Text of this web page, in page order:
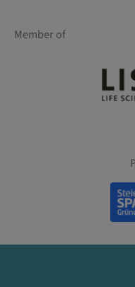
Member of